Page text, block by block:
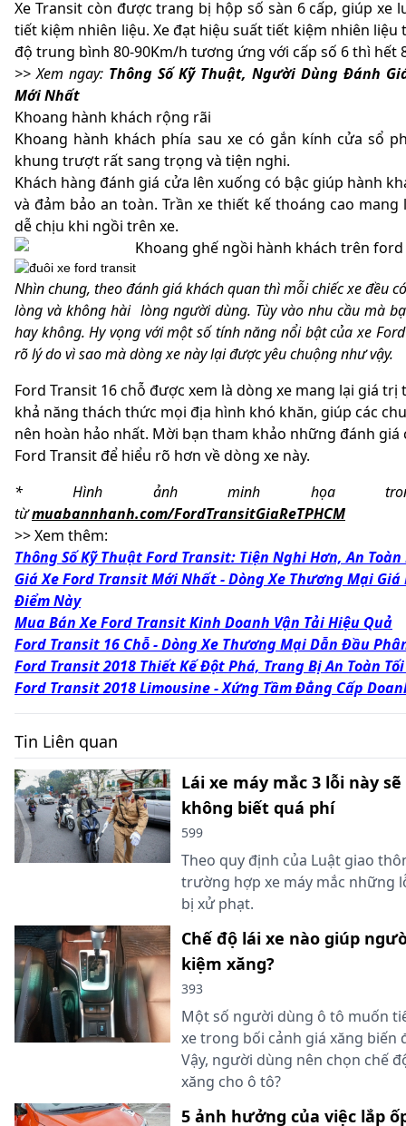
Xe Transit còn được trang bị hộp số sàn 6 cấp, giúp xe
tiết kiệm nhiên liệu. Xe đạt hiệu suất tiết kiệm nhiên liệu
độ trung bình 80-90Km/h tương ứng với cấp số 6 thì hết
>> Xem ngay: Thông Số Kỹ Thuật, Người Dùng Đánh
Mới Nhất
Khoang hành khách rộng rãi
Khoang hành khách phía sau xe có gắn kính cửa sổ
khung trượt rất sang trọng và tiện nghi.
Khách hàng đánh giá cửa lên xuống có bậc giúp hành
và đảm bảo an toàn. Trần xe thiết kế thoáng cao mang
dễ chịu khi ngồi trên xe.
Nhìn chung, theo đánh giá khách quan thì mỗi chiếc xe đều
lòng và không hài lòng người dùng. Tùy vào nhu cầu mà
hay không. Hy vọng với một số tính năng nổi bật của xe
rõ lý do vì sao mà dòng xe này lại được yêu chuộng như vậy.
Ford Transit 16 chỗ được xem là dòng xe mang lại giá trị
khả năng thách thức mọi địa hình khó khăn, giúp các
nên hoàn hảo nhất. Mời bạn tham khảo những đánh giá
Ford Transit để hiểu rõ hơn về dòng xe này.
* Hình ảnh minh họa
từmuabannhanh.com/FordTransitGiaReTPHCM
>> Xem thêm:
Thông Số Kỹ Thuật Ford Transit: Tiện Nghi Hơn, An Toàn
Giá Xe Ford Transit Mới Nhất - Dòng Xe Thương Mại
Điểm Này
Mua Bán Xe Ford Transit Kinh Doanh Vận Tải Hiệu Quả
Ford Transit 16 Chỗ - Dòng Xe Thương Mại Dẫn Đầu
Ford Transit 2018 Thiết Kế Đột Phá, Trang Bị An Toàn
Ford Transit 2018 Limousine - Xứng Tầm Đẳng Cấp
Tin Liên quan
Lái xe máy mắc 3 lỗi này
không biết quá phí
599
Theo quy định của Luật giao
trường hợp xe máy mắc những
bị xử phạt.
Chế độ lái xe nào giúp
kiệm xăng?
393
Một số người dùng ô tô muốn
xe trong bối cảnh giá xăng biến
Vậy, người dùng nên chọn chế
xăng cho ô tô?
5 ảnh hưởng của việc lắp